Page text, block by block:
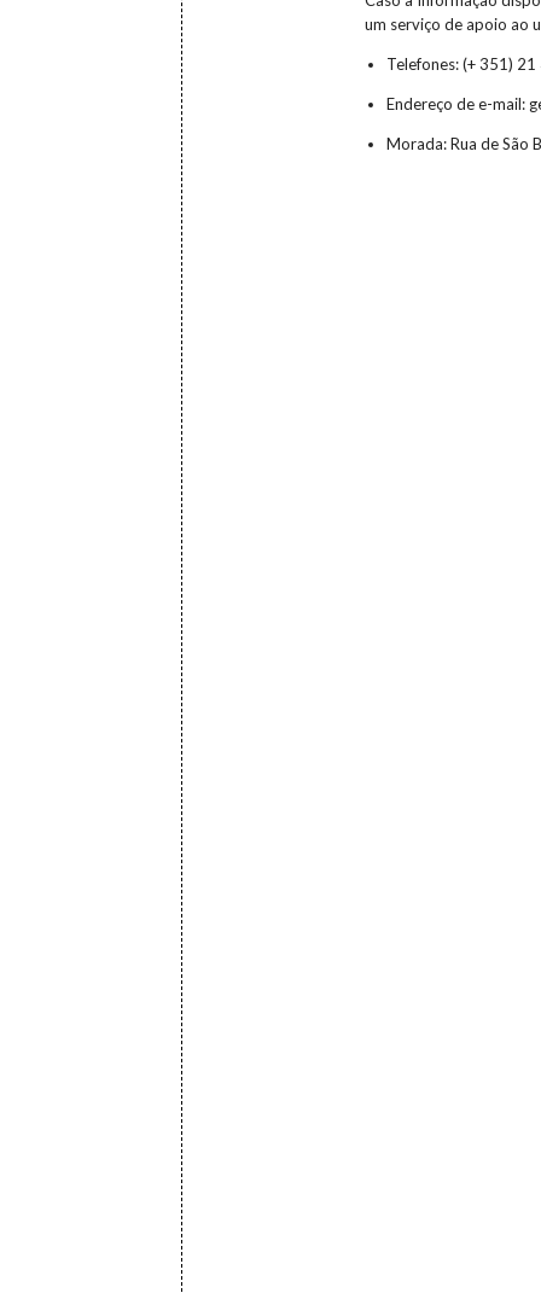
um serviço de apoio ao
Telefones: (+ 351)
Endereço de e-mail:
Morada: Rua de São